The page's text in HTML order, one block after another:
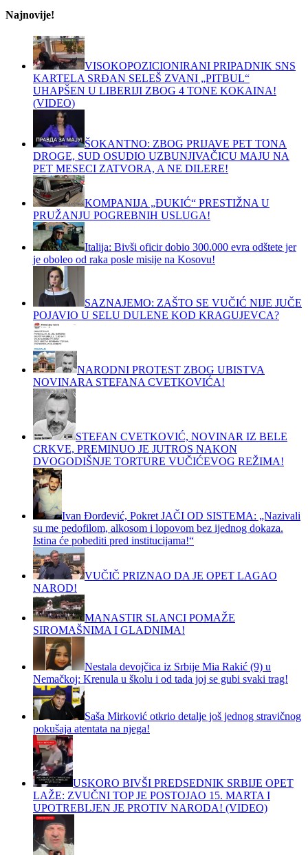
Najnovije!
VISOKOPOZICIONIRANI PRIPADNIK SNS
KARTELA SRĐAN SELEŠ ZVANI „PITBUL“
UHAPŠEN U LIBERIJI ZBOG 4 TONE KOKAINA!
(VIDEO)
ŠOKANTNO: ZBOG PRIJAVE PET TONA
DROGE, SUD OSUDIO UZBUNJIVAČICU MAJU NA
PET MESECI ZATVORA, A NE DILERE!
KOMPANIJA „ĐUKIĆ“ PRESTIŽNA U
PRUŽANJU POGREBNIH USLUGA!
Italija: Bivši oficir dobio 300.000 evra odštete jer
je oboleo od raka posle misije na Kosovu!
SAZNAJEMO: ZAŠTO SE VUČIĆ NIJE JUČE
POJAVIO U SELU DULENE KOD KRAGUJEVCA?
NARODNI PROTEST ZBOG UBISTVA
NOVINARA STEFANA CVETKOVIĆA!
STEFAN CVETKOVIĆ, NOVINAR IZ BELE
CRKVE, PREMINUO JE JUTROS NAKON
DVOGODIŠNJE TORTURE VUČIĆEVOG REŽIMA!
Ivan Đorđević, Pokret JAČI OD SISTEMA: „Nazivali
su me pedofilom, alkosom i lopovom bez ijednog dokaza.
Istina će pobediti pred institucijama!“
VUČIČ PRIZNAO DA JE OPET LAGAO
NAROD!
MANASTIR SLANCI POMAŽE
SIROMAŠNIMA I GLADNIMA!
Nestala devojčica iz Srbije Mia Rakić (9) u
Nemačkoj: Krenula u školu i od tada joj se gubi svaki trag!
Saša Mirković otkrio detalje još jednog stravičnog
pokušaja atentata na njega!
USKORO BIVŠI PREDSEDNIK SRBIJE OPET
LAŽE: ZVUČNI TOP JE POSTOJAO 15. MARTA I
UPOTREBLJEN JE PROTIV NARODA! (VIDEO)